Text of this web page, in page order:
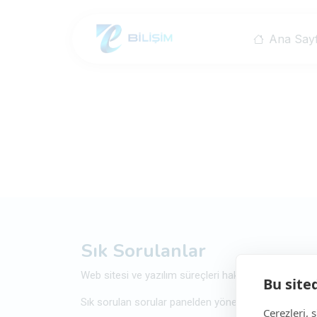
Ana
Sık Sorulanlar
Web sitesi ve yazılım süreçleri hakkında sık sorulan
Sık sorulan sorular panelden yönetilebilir bir modül
Bu
Çerezleri,